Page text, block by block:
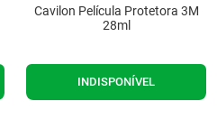
Cavilon Película Protetora 3M
28ml
INDISPONÍVEL